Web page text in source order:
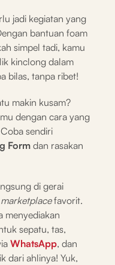
jadi kegiatan yang
bantuan foam
simpel tadi, kamu
kinclong dalam
bilas, tanpa ribet!
makin kusam?
dengan cara yang
sendiri
Form dan rasakan
di gerai
marketplacefavorit.
menyediakan
sepatu, tas,
WhatsApp, dan
dari ahlinya! Yuk,